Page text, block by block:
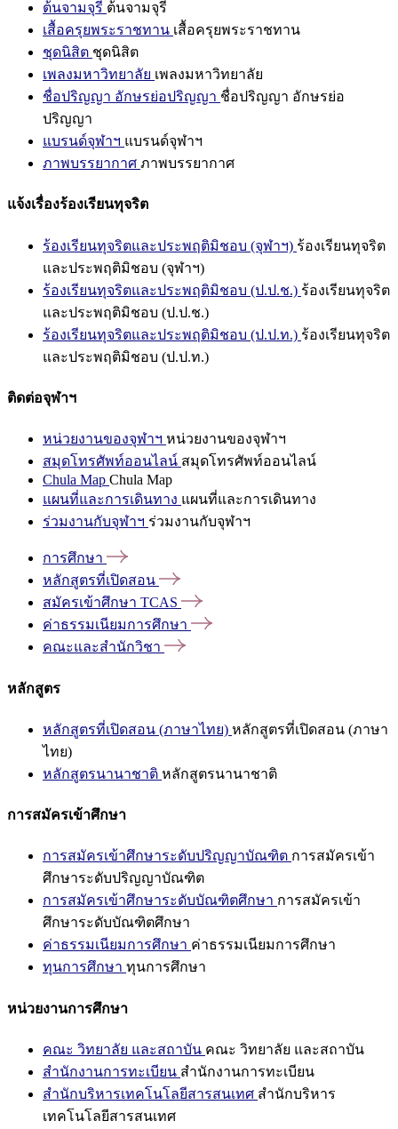
ต้นจามจุรี ต้นจามจุรี
เสื้อครุยพระราชทาน เสื้อครุยพระราชทาน
ชุดนิสิต ชุดนิสิต
เพลงมหาวิทยาลัย เพลงมหาวิทยาลัย
ชื่อปริญญา อักษรย่อปริญญา ชื่อปริญญา อักษรย่อ
ปริญญา
แบรนด์จุฬาฯ แบรนด์จุฬาฯ
ภาพบรรยากาศ ภาพบรรยากาศ
แจ้งเรื่องร้องเรียนทุจริต
ร้องเรียนทุจริตและประพฤติมิชอบ (จุฬาฯ) ร้องเรียนทุจริต
และประพฤติมิชอบ (จุฬาฯ)
ร้องเรียนทุจริตและประพฤติมิชอบ (ป.ป.ช.) ร้องเรียนทุจริต
และประพฤติมิชอบ (ป.ป.ช.)
ร้องเรียนทุจริตและประพฤติมิชอบ (ป.ป.ท.) ร้องเรียนทุจริต
และประพฤติมิชอบ (ป.ป.ท.)
ติดต่อจุฬาฯ
หน่วยงานของจุฬาฯ หน่วยงานของจุฬาฯ
สมุดโทรศัพท์ออนไลน์ สมุดโทรศัพท์ออนไลน์
Chula Map Chula Map
แผนที่และการเดินทาง แผนที่และการเดินทาง
ร่วมงานกับจุฬาฯ ร่วมงานกับจุฬาฯ
การศึกษา
หลักสูตรที่เปิดสอน
สมัครเข้าศึกษา TCAS
ค่าธรรมเนียมการศึกษา
คณะและสำนักวิชา
หลักสูตร
หลักสูตรที่เปิดสอน (ภาษาไทย) หลักสูตรที่เปิดสอน (ภาษา
ไทย)
หลักสูตรนานาชาติ หลักสูตรนานาชาติ
การสมัครเข้าศึกษา
การสมัครเข้าศึกษาระดับปริญญาบัณฑิต การสมัครเข้า
ศึกษาระดับปริญญาบัณฑิต
การสมัครเข้าศึกษาระดับบัณฑิตศึกษา การสมัครเข้า
ศึกษาระดับบัณฑิตศึกษา
ค่าธรรมเนียมการศึกษา ค่าธรรมเนียมการศึกษา
ทุนการศึกษา ทุนการศึกษา
หน่วยงานการศึกษา
คณะ วิทยาลัย และสถาบัน คณะ วิทยาลัย และสถาบัน
สำนักงานการทะเบียน สำนักงานการทะเบียน
สำนักบริหารเทคโนโลยีสารสนเทศ สำนักบริหาร
เทคโนโลยีสารสนเทศ